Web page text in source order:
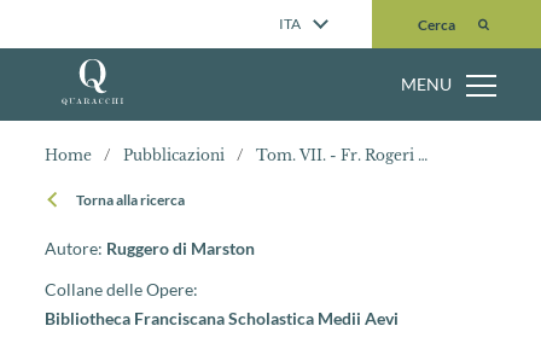
ITA Cerca
Cerca
MENU
Home / Pubblicazioni / Tom. VII. - Fr. Rogeri Marston Quaestiones disputatae De emanatione aeterna, De statu naturae lapsae, De anima
Torna alla ricerca
Autore: Ruggero di Marston
Collane delle Opere:
Bibliotheca Franciscana Scholastica Medii Aevi